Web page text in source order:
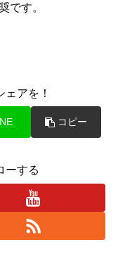
です。
アを！
コピー
ーする